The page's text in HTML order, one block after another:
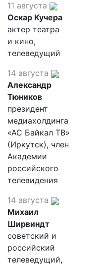
11 августа
Оскар Кучера
актер театра
и кино,
телеведущий
14 августа
Александр
Тюников
президент
медиахолдинга
«АС Байкал ТВ»
(Иркутск), член
Академии
российского
телевидения
14 августа
Михаил
Ширвиндт
советский и
российский
телеведущий,